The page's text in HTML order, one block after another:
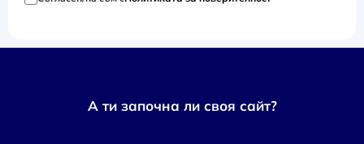
А ти започна ли своя сайт?